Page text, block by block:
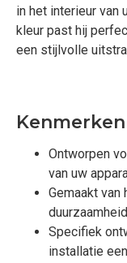
in het interieur van
kleur past hij
een stijlvolle
Ontworpen
van uw
Gemaakt van
Specifiek
installatie